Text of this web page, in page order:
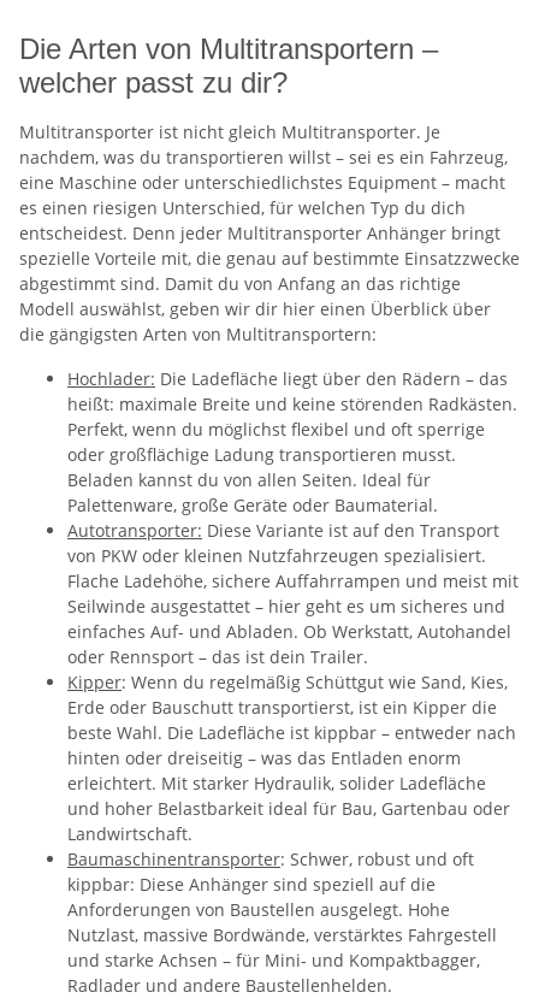
Die Arten von Multitransportern –
welcher passt zu dir?
Multitransporter ist nicht gleich Multitransporter. Je
nachdem, was du transportieren willst – sei es ein Fahrzeug,
eine Maschine oder unterschiedlichstes Equipment – macht
es einen riesigen Unterschied, für welchen Typ du dich
entscheidest. Denn jeder Multitransporter Anhänger bringt
spezielle Vorteile mit, die genau auf bestimmte Einsatzzwecke
abgestimmt sind. Damit du von Anfang an das richtige
Modell auswählst, geben wir dir hier einen Überblick über
die gängigsten Arten von Multitransportern:
Hochlader: Die Ladefläche liegt über den Rädern – das
heißt: maximale Breite und keine störenden Radkästen.
Perfekt, wenn du möglichst flexibel und oft sperrige
oder großflächige Ladung transportieren musst.
Beladen kannst du von allen Seiten. Ideal für
Palettenware, große Geräte oder Baumaterial.
Autotransporter: Diese Variante ist auf den Transport
von PKW oder kleinen Nutzfahrzeugen spezialisiert.
Flache Ladehöhe, sichere Auffahrrampen und meist mit
Seilwinde ausgestattet – hier geht es um sicheres und
einfaches Auf- und Abladen. Ob Werkstatt, Autohandel
oder Rennsport – das ist dein Trailer.
Kipper: Wenn du regelmäßig Schüttgut wie Sand, Kies,
Erde oder Bauschutt transportierst, ist ein Kipper die
beste Wahl. Die Ladefläche ist kippbar – entweder nach
hinten oder dreiseitig – was das Entladen enorm
erleichtert. Mit starker Hydraulik, solider Ladefläche
und hoher Belastbarkeit ideal für Bau, Gartenbau oder
Landwirtschaft.
Baumaschinentransporter: Schwer, robust und oft
kippbar: Diese Anhänger sind speziell auf die
Anforderungen von Baustellen ausgelegt. Hohe
Nutzlast, massive Bordwände, verstärktes Fahrgestell
und starke Achsen – für Mini- und Kompaktbagger,
Radlader und andere Baustellenhelden.